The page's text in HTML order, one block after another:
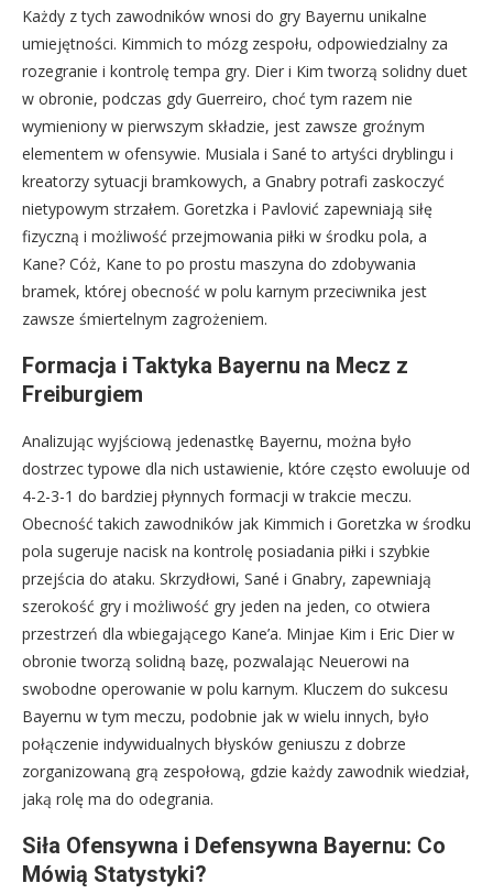
Każdy z tych zawodników wnosi do gry Bayernu unikalne
umiejętności. Kimmich to mózg zespołu, odpowiedzialny za
rozegranie i kontrolę tempa gry. Dier i Kim tworzą solidny duet
w obronie, podczas gdy Guerreiro, choć tym razem nie
wymieniony w pierwszym składzie, jest zawsze groźnym
elementem w ofensywie. Musiala i Sané to artyści dryblingu i
kreatorzy sytuacji bramkowych, a Gnabry potrafi zaskoczyć
nietypowym strzałem. Goretzka i Pavlović zapewniają siłę
fizyczną i możliwość przejmowania piłki w środku pola, a
Kane? Cóż, Kane to po prostu maszyna do zdobywania
bramek, której obecność w polu karnym przeciwnika jest
zawsze śmiertelnym zagrożeniem.
Formacja i Taktyka Bayernu na Mecz z
Freiburgiem
Analizując wyjściową jedenastkę Bayernu, można było
dostrzec typowe dla nich ustawienie, które często ewoluuje od
4-2-3-1 do bardziej płynnych formacji w trakcie meczu.
Obecność takich zawodników jak Kimmich i Goretzka w środku
pola sugeruje nacisk na kontrolę posiadania piłki i szybkie
przejścia do ataku. Skrzydłowi, Sané i Gnabry, zapewniają
szerokość gry i możliwość gry jeden na jeden, co otwiera
przestrzeń dla wbiegającego Kane’a. Minjae Kim i Eric Dier w
obronie tworzą solidną bazę, pozwalając Neuerowi na
swobodne operowanie w polu karnym. Kluczem do sukcesu
Bayernu w tym meczu, podobnie jak w wielu innych, było
połączenie indywidualnych błysków geniuszu z dobrze
zorganizowaną grą zespołową, gdzie każdy zawodnik wiedział,
jaką rolę ma do odegrania.
Siła Ofensywna i Defensywna Bayernu: Co
Mówią Statystyki?